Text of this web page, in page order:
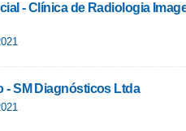
- Clínica de Radiologia
- SM Diagnósticos Ltda